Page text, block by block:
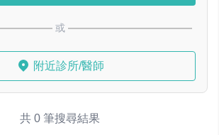
或
附近診所/醫師
共 0 筆搜尋結果